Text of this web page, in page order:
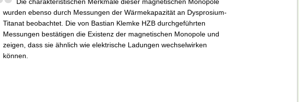
Die charakteristischen Merkmale dieser magnetischen Monopole
wurden ebenso durch Messungen der Wärmekapazität an Dysprosium-
Titanat beobachtet. Die von Bastian Klemke HZB durchgeführten
Messungen bestätigen die Existenz der magnetischen Monopole und
zeigen, dass sie ähnlich wie elektrische Ladungen wechselwirken
können.